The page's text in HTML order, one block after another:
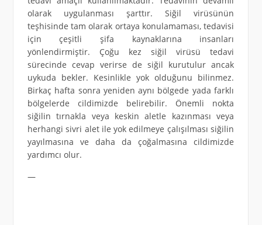
olarak uygulanması şarttır. Siğil virüsünün
teşhisinde tam olarak ortaya konulamaması, tedavisi
için çeşitli şifa kaynaklarına insanları
yönlendirmiştir. Çoğu kez siğil virüsü tedavi
sürecinde cevap verirse de siğil kurutulur ancak
uykuda bekler. Kesinlikle yok olduğunu bilinmez.
Birkaç hafta sonra yeniden aynı bölgede yada farklı
bölgelerde cildimizde belirebilir. Önemli nokta
siğilin tırnakla veya keskin aletle kazınması veya
herhangi sivri alet ile yok edilmeye çalışılması siğilin
yayılmasına ve daha da çoğalmasına cildimizde
yardımcı olur.
—